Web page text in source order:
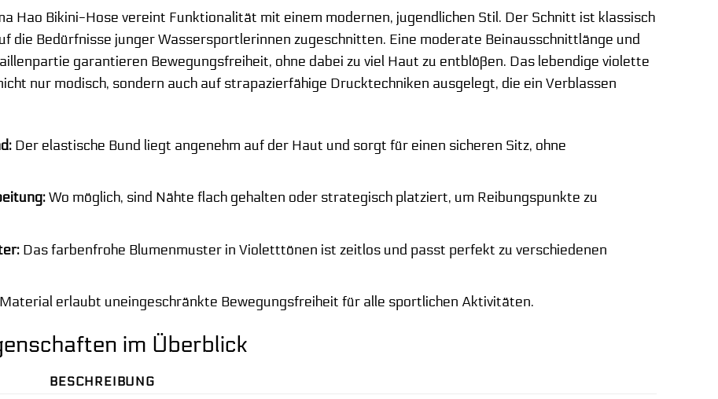
Hao Bikini-Hose vereint Funktionalität mit einem modernen, jugendlichen Stil. Der Schnitt ist klassisch
die Bedürfnisse junger Wassersportlerinnen zugeschnitten. Eine moderate Beinausschnittlänge und
garantieren Bewegungsfreiheit, ohne dabei zu viel Haut zu entblößen. Das lebendige violette
nur modisch, sondern auch auf strapazierfähige Drucktechniken ausgelegt, die ein Verblassen
Der elastische Bund liegt angenehm auf der Haut und sorgt für einen sicheren Sitz, ohne
Wo möglich, sind Nähte flach gehalten oder strategisch platziert, um Reibungspunkte zu
Das farbenfrohe Blumenmuster in Violetttönen ist zeitlos und passt perfekt zu verschiedenen
erlaubt uneingeschränkte Bewegungsfreiheit für alle sportlichen Aktivitäten.
im Überblick
BESCHREIBUNG